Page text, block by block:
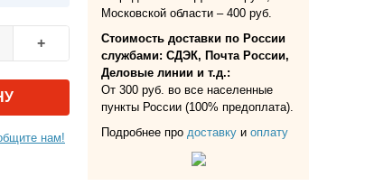
+
нам!
Московской области – 400 руб.
Стоимость доставки по России
службами: СДЭК, Почта России,
Деловые линии и т.д.:
От 300 руб. во все населенные
пункты России (100% предоплата).
Подробнее про доставку и оплату